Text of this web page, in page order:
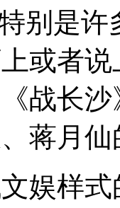
别是
或者
战长
蒋月
娱样